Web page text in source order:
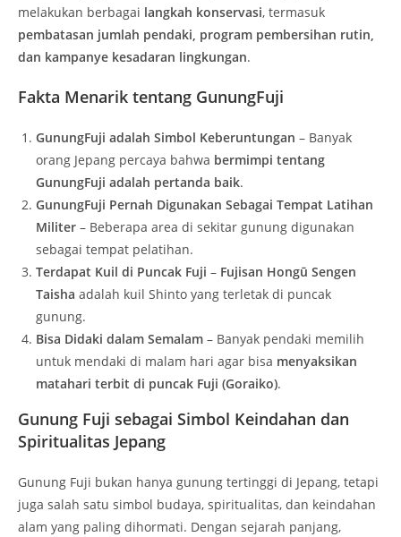
melakukan berbagai langkah konservasi, termasuk
pembatasan jumlah pendaki, program pembersihan rutin,
dan kampanye kesadaran lingkungan.
Fakta Menarik tentang GunungFuji
GunungFuji adalah Simbol Keberuntungan – Banyak
orang Jepang percaya bahwa bermimpi tentang
GunungFuji adalah pertanda baik.
GunungFuji Pernah Digunakan Sebagai Tempat Latihan
Militer – Beberapa area di sekitar gunung digunakan
sebagai tempat pelatihan.
Terdapat Kuil di Puncak Fuji – Fujisan Hongū Sengen
Taisha adalah kuil Shinto yang terletak di puncak
gunung.
Bisa Didaki dalam Semalam – Banyak pendaki memilih
untuk mendaki di malam hari agar bisa menyaksikan
matahari terbit di puncak Fuji (Goraiko).
Gunung Fuji sebagai Simbol Keindahan dan
Spiritualitas Jepang
Gunung Fuji bukan hanya gunung tertinggi di Jepang, tetapi
juga salah satu simbol budaya, spiritualitas, dan keindahan
alam yang paling dihormati. Dengan sejarah panjang,